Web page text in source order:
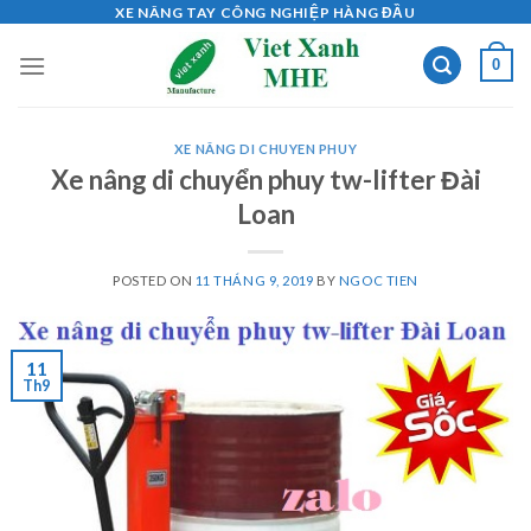
content
XE NÂNG TAY CÔNG NGHIỆP HÀNG ĐẦU
0
XE NÂNG DI CHUYEN PHUY
Xe nâng di chuyển phuy tw-lifter Đài
Loan
POSTED ON 11 THÁNG 9, 2019 BY NGOC TIEN
11
Th9